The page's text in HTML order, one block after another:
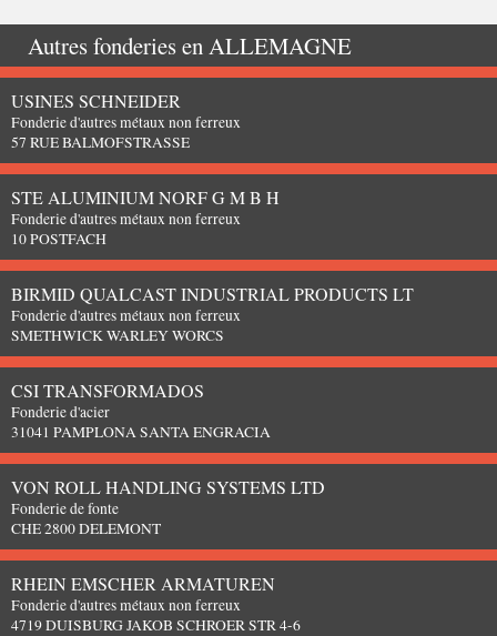
Autres fonderies enALLEMAGNE
USINES SCHNEIDER
Fonderie d'autres métaux non ferreux
57 RUE BALMOFSTRASSE
STE ALUMINIUM NORF G M B H
Fonderie d'autres métaux non ferreux
10 POSTFACH
BIRMID QUALCAST INDUSTRIAL PRODUCTS LT
Fonderie d'autres métaux non ferreux
SMETHWICK WARLEY WORCS
CSI TRANSFORMADOS
Fonderie d'acier
31041 PAMPLONA SANTA ENGRACIA
VON ROLL HANDLING SYSTEMS LTD
Fonderie de fonte
CHE 2800 DELEMONT
RHEIN EMSCHER ARMATUREN
Fonderie d'autres métaux non ferreux
4719 DUISBURG JAKOB SCHROER STR 4-6